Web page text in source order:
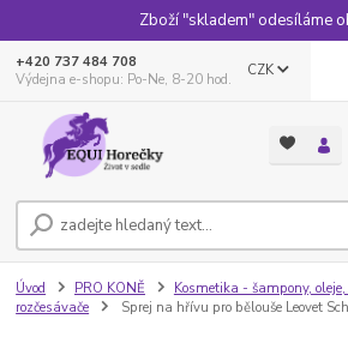
Zboží "skladem" odesíláme
CZK
+420 737 484 708
Výdejna e-shopu: Po-Ne, 8-20 hod.
Úvod PRO KONĚ Kosmetika - šampony,
rozčesávače
Sprej na hřívu pro bělouše Leovet